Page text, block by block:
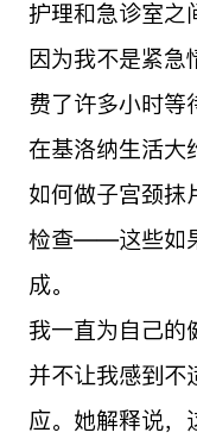
护理和急诊室之
因为我不是紧急
费了许多小时等
在基洛纳生活大
如何做子宫颈
检查——这些如
成。
我一直为自己的
并不让我感到不
应。她解释说，